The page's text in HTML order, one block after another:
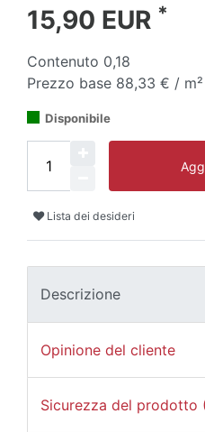
15,90 EUR *
Contenuto 0,18
Prezzo base 88,33 € / m²
Disponibile
Lista dei desideri
Descrizione
Opinione del cliente
Sicurezza del prodotto